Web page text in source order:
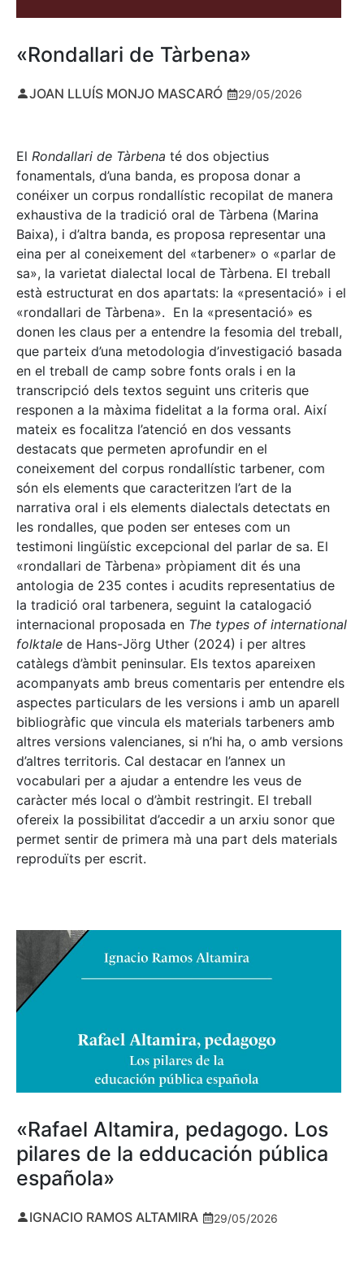
«Rondallari de Tàrbena»
JOAN LLUÍS MONJO MASCARÓ 29/05/2026
El Rondallari de Tàrbena té dos objectius
fonamentals, d’una banda, es proposa donar a
conéixer un corpus rondallístic recopilat de manera
exhaustiva de la tradició oral de Tàrbena (Marina
Baixa), i d’altra banda, es proposa representar una
eina per al coneixement del «tarbener» o «parlar de
sa», la varietat dialectal local de Tàrbena. El treball
està estructurat en dos apartats: la «presentació» i el
«rondallari de Tàrbena». En la «presentació» es
donen les claus per a entendre la fesomia del treball,
que parteix d’una metodologia d’investigació basada
en el treball de camp sobre fonts orals i en la
transcripció dels textos seguint uns criteris que
responen a la màxima fidelitat a la forma oral. Així
mateix es focalitza l’atenció en dos vessants
destacats que permeten aprofundir en el
coneixement del corpus rondallístic tarbener, com
són els elements que caracteritzen l’art de la
narrativa oral i els elements dialectals detectats en
les rondalles, que poden ser enteses com un
testimoni lingüístic excepcional del parlar de sa. El
«rondallari de Tàrbena» pròpiament dit és una
antologia de 235 contes i acudits representatius de
la tradició oral tarbenera, seguint la catalogació
internacional proposada en The types of international
folktale de Hans-Jörg Uther (2024) i per altres
catàlegs d’àmbit peninsular. Els textos apareixen
acompanyats amb breus comentaris per entendre els
aspectes particulars de les versions i amb un aparell
bibliogràfic que vincula els materials tarbeners amb
altres versions valencianes, si n’hi ha, o amb versions
d’altres territoris. Cal destacar en l’annex un
vocabulari per a ajudar a entendre les veus de
caràcter més local o d’àmbit restringit. El treball
ofereix la possibilitat d’accedir a un arxiu sonor que
permet sentir de primera mà una part dels materials
reproduïts per escrit.
«Rafael Altamira, pedagogo. Los
pilares de la edducación pública
española»
IGNACIO RAMOS ALTAMIRA 29/05/2026